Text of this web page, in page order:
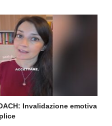
Invalidazione emotiva